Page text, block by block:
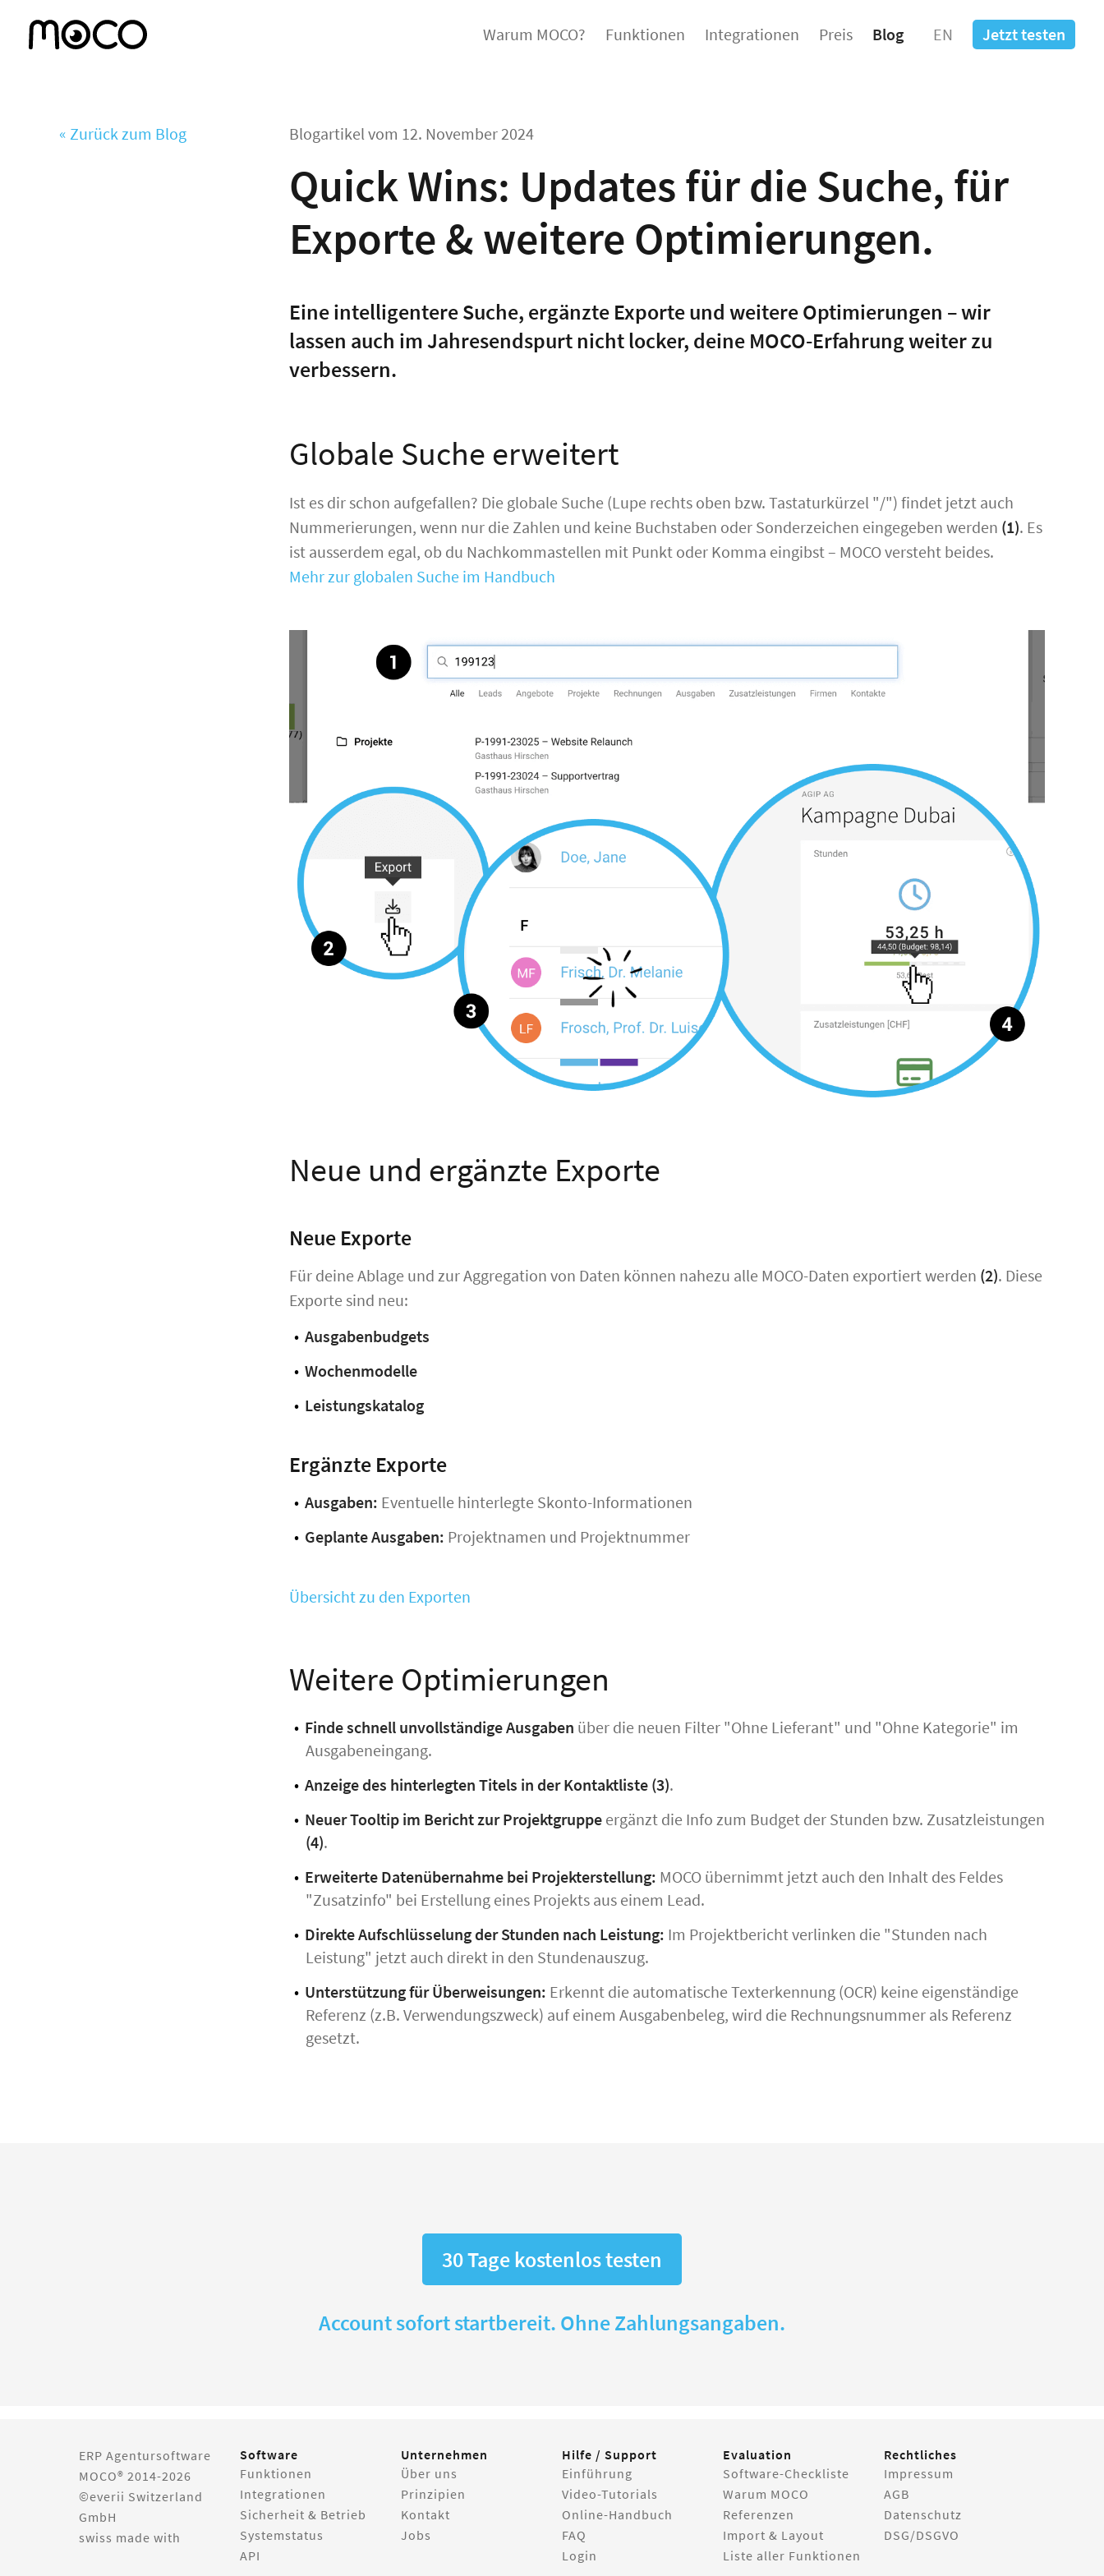
Warum MOCO? Funktionen Integrationen Preis Blog EN Jetzt testen
« Zurück zum Blog Blogartikel vom 12. November 2024
Quick Wins: Updates für die Suche, für
Exporte & weitere Optimierungen.
Eine intelligentere Suche, ergänzte Exporte und weitere Optimierungen – wir
lassen auch im Jahresendspurt nicht locker, deine MOCO-Erfahrung weiter zu
verbessern.
Globale Suche erweitert
Ist es dir schon aufgefallen? Die globale Suche (Lupe rechts oben bzw. Tastaturkürzel "/") findet jetzt auch
Nummerierungen, wenn nur die Zahlen und keine Buchstaben oder Sonderzeichen eingegeben werden (1). Es
ist ausserdem egal, ob du Nachkommastellen mit Punkt oder Komma eingibst – MOCO versteht beides.
Mehr zur globalen Suche im Handbuch
Neue und ergänzte Exporte
Neue Exporte
Für deine Ablage und zur Aggregation von Daten können nahezu alle MOCO-Daten exportiert werden (2). Diese
Exporte sind neu:
Ausgabenbudgets
Wochenmodelle
Leistungskatalog
Ergänzte Exporte
Ausgaben: Eventuelle hinterlegte Skonto-Informationen
Geplante Ausgaben: Projektnamen und Projektnummer
Übersicht zu den Exporten
Weitere Optimierungen
Finde schnell unvollständige Ausgaben über die neuen Filter "Ohne Lieferant" und "Ohne Kategorie" im
Ausgabeneingang.
Anzeige des hinterlegten Titels in der Kontaktliste (3).
Neuer Tooltip im Bericht zur Projektgruppe ergänzt die Info zum Budget der Stunden bzw. Zusatzleistungen
(4).
Erweiterte Datenübernahme bei Projekterstellung: MOCO übernimmt jetzt auch den Inhalt des Feldes
"Zusatzinfo" bei Erstellung eines Projekts aus einem Lead.
Direkte Aufschlüsselung der Stunden nach Leistung: Im Projektbericht verlinken die "Stunden nach
Leistung" jetzt auch direkt in den Stundenauszug.
Unterstützung für Überweisungen: Erkennt die automatische Texterkennung (OCR) keine eigenständige
Referenz (z.B. Verwendungszweck) auf einem Ausgabenbeleg, wird die Rechnungsnummer als Referenz
gesetzt.
30 Tage kostenlos testen
Account sofort startbereit. Ohne Zahlungsangaben.
ERP Agentursoftware
MOCO® 2014-2026
©everii Switzerland
GmbH
swiss made with
Software
Funktionen
Integrationen
Sicherheit & Betrieb
Systemstatus
API
Unternehmen
Über uns
Prinzipien
Kontakt
Jobs
Hilfe / Support
Einführung
Video-Tutorials
Online-Handbuch
FAQ
Login
Evaluation
Software-Checkliste
Warum MOCO
Referenzen
Import & Layout
Liste aller Funktionen
Rechtliches
Impressum
AGB
Datenschutz
DSG/DSGVO